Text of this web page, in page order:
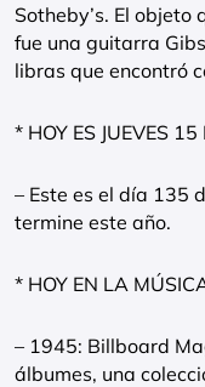
Sotheby’s. El
fue una guitarra
libras que encontró
* HOY ES JUEVES 15
– Este es el día 135
termine este año.
* HOY EN LA
– 1945: Billboard
álbumes, una